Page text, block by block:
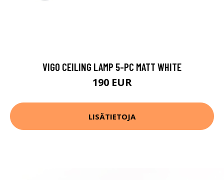
VIGO CEILING LAMP 5-PC MATT WHITE
190 EUR
LISÄTIETOJA